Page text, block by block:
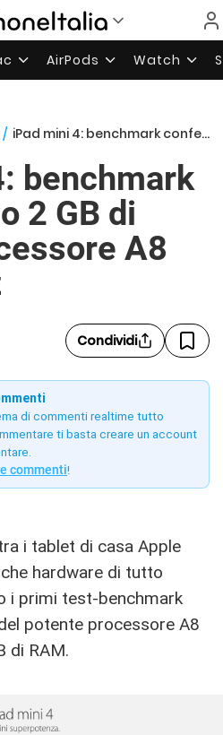
AirPods Watch
/ iPad mini 4: benchmark confermano 2 GB di RAM e processore A8 da 1.5 GHz
benchmark
2 GB di
A8
Condividi
di commenti realtime tutto
ti basta creare un account
commenti!
i tablet di casa Apple
hardware di tutto
i primi test-benchmark
potente processore A8
di RAM.